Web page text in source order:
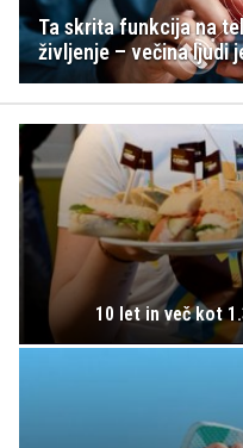
Ta skrita funkcija na
življenje – večina ljudi
10 let in več kot